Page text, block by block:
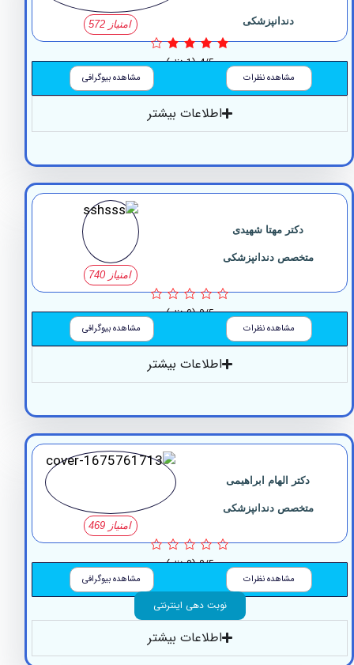
دندانپزشکی
4/5 (1 نظر)
مشاهده نظرات مشاهده بیوگرافی
اطلاعات بیشتر
دکتر مهتا شهیدی
متخصص دندانپزشکی
0/5 (0 نظر)
مشاهده نظرات مشاهده بیوگرافی
اطلاعات بیشتر
دکتر الهام ابراهیمی
متخصص دندانپزشکی
0/5 (0 نظر)
مشاهده نظرات مشاهده بیوگرافی
نوبت دهی اینترنتی
اطلاعات بیشتر